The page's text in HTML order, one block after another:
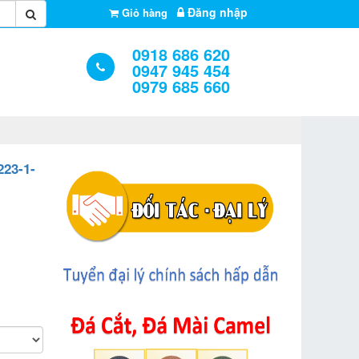
Giỏ hàng Đăng nhập
0918 686 620
0947 945 454
0979 685 660
1-